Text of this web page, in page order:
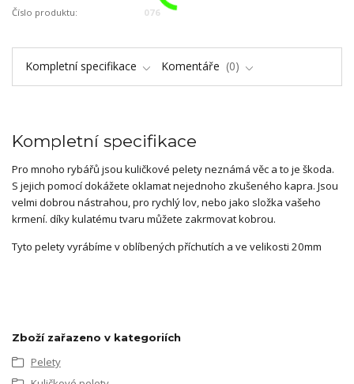
Číslo produktu: 076
Kompletní specifikace Komentáře 0
Kompletní specifikace
Pro mnoho rybářů jsou kuličkové pelety neznámá věc a to je škoda.
S jejich pomocí dokážete oklamat nejednoho zkušeného kapra. Jsou
velmi dobrou nástrahou, pro rychlý lov, nebo jako složka vašeho
krmení. díky kulatému tvaru můžete zakrmovat kobrou.
Tyto pelety vyrábíme v oblíbených příchutích a ve velikosti 20mm
Zboží zařazeno v kategoriích
Pelety